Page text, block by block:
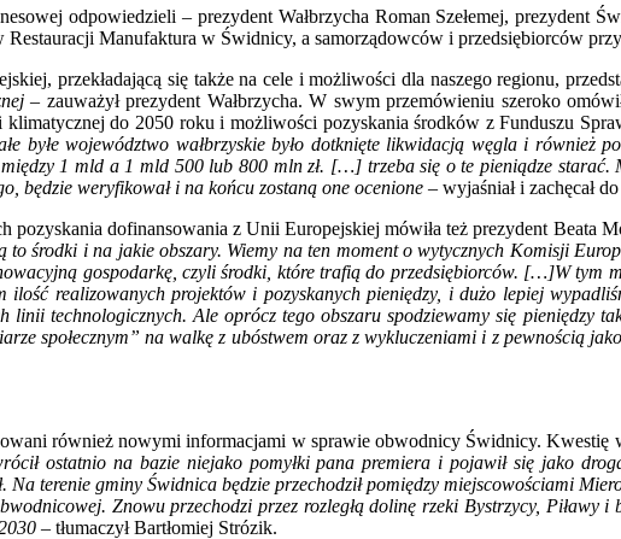
odpowiedzieli – prezydent Wałbrzycha Roman Szełemej, prezydent
Restauracji Manufaktura w Świdnicy, a samorządowców i przedsiębiorców
przekładającą się także na cele i możliwości dla naszego regionu,
– zauważył prezydent Wałbrzycha. W swym przemówieniu szeroko
klimatycznej do 2050 roku i możliwości pozyskania środków z Funduszu
byłe województwo wałbrzyskie było dotknięte likwidacją węgla i
1 mld a 1 mld 500 lub 800 mln zł. […] trzeba się o te pieniądze
będzie weryfikował i na końcu zostaną one ocenione – wyjaśniał i zachęcał
pozyskania dofinansowania z Unii Europejskiej mówiła też prezydent Beata
środki i na jakie obszary. Wiemy na ten moment o wytycznych Komisji
gospodarkę, czyli środki, które trafią do przedsiębiorców. […]W tym
ilość realizowanych projektów i pozyskanych pieniędzy, i dużo lepiej
technologicznych. Ale oprócz tego obszaru spodziewamy się pieniędzy
społecznym” na walkę z ubóstwem oraz z wykluczeniami i z pewnością
również nowymi informacjami w sprawie obwodnicy Świdnicy. Kwestię
ostatnio na bazie niejako pomyłki pana premiera i pojawił się jako
terenie gminy Świdnica będzie przechodził pomiędzy miejscowościami
Znowu przechodzi przez rozległą dolinę rzeki Bystrzycy,
– tłumaczył Bartłomiej Strózik.